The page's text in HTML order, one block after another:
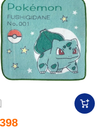
398